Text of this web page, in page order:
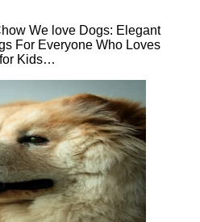
We love Dogs: Elegant
For Everyone Who Loves
Kids…